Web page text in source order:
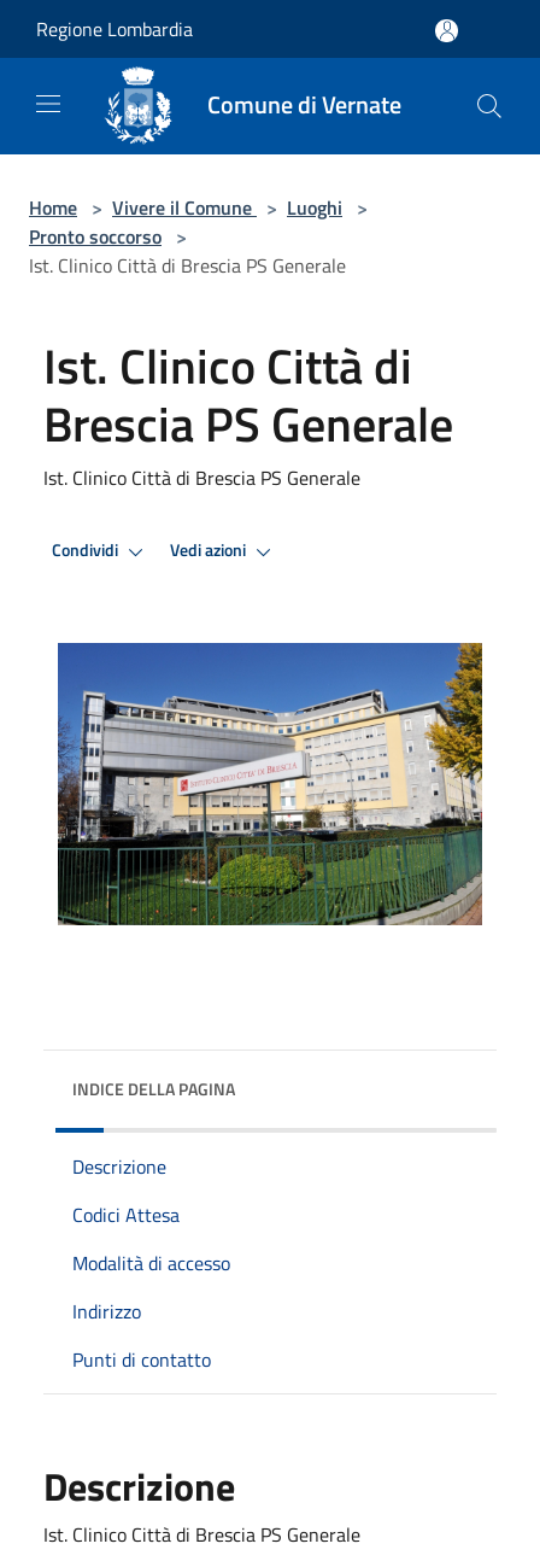
Regione Lombardia
Comune di Vernate
Home > Vivere il Comune > Luoghi >
Pronto soccorso >
Ist. Clinico Città di Brescia PS Generale
Ist. Clinico Città di
Brescia PS Generale
Ist. Clinico Città di Brescia PS Generale
Condividi Vedi azioni
INDICE DELLA PAGINA
Descrizione
Codici Attesa
Modalità di accesso
Indirizzo
Punti di contatto
Descrizione
Ist. Clinico Città di Brescia PS Generale